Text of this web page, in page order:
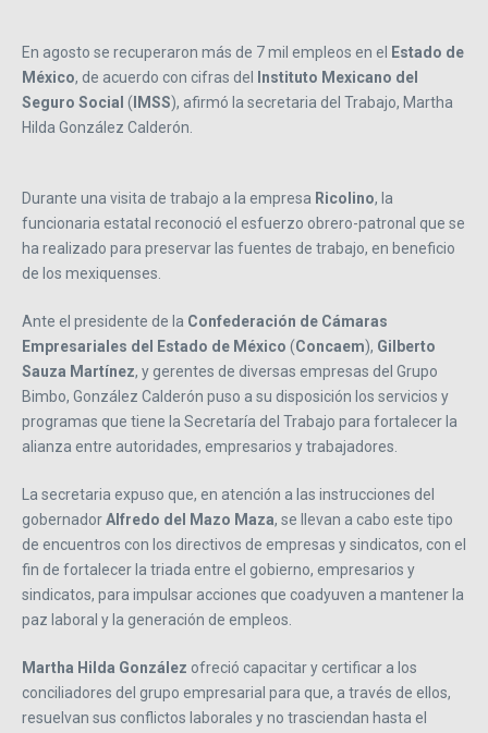
En agosto se recuperaron más de 7 mil empleos en el
Estado de
México, de acuerdo con cifras del
Instituto Mexicano del
Seguro Social ( IMSS), afirmó la secretaria del Trabajo, Martha
Hilda González Calderón.
Durante una visita de trabajo a la empresa Ricolino, la
funcionaria estatal reconoció el esfuerzo obrero-patronal que se
ha realizado para preservar las fuentes de trabajo, en beneficio
de los mexiquenses.
Ante el presidente de la Confederación de Cámaras
Empresariales del Estado de México (Concaem), Gilberto
Sauza Martínez, y gerentes de diversas empresas del Grupo
Bimbo, González Calderón puso a su disposición los servicios y
programas que tiene la Secretaría del Trabajo para fortalecer la
alianza entre autoridades, empresarios y trabajadores.
La secretaria expuso que, en atención a las instrucciones del
gobernadorAlfredo del Mazo Maza, se llevan a cabo este tipo
de encuentros con los directivos de empresas y sindicatos, con el
fin de fortalecer la triada entre el gobierno, empresarios y
sindicatos, para impulsar acciones que coadyuven a mantener la
paz laboral y la generación de empleos.
Martha Hilda González ofreció capacitar y certificar a los
conciliadores del grupo empresarial para que, a través de ellos,
resuelvan sus conflictos laborales y no trasciendan hasta el